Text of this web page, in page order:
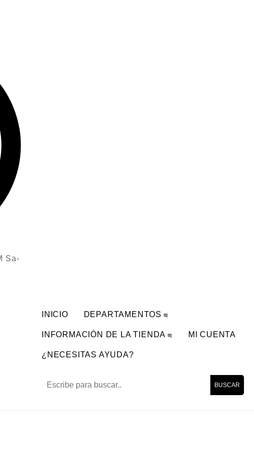
Sa-
INICIO DEPARTAMENTOS
INFORMACIÓN DE LA TIENDA MI CUENTA
¿NECESITAS AYUDA?
BUSCAR